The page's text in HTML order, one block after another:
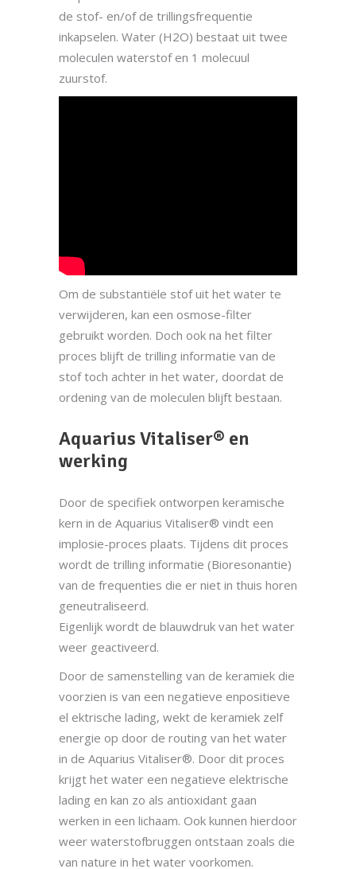
de stof- en/of de trillingsfrequentie
inkapselen. Water (H2O) bestaat uit twee
moleculen waterstof en 1 molecuul
zuurstof.
Om de substantiële stof uit het water te
verwijderen, kan een osmose-filter
gebruikt worden. Doch ook na het filter
proces blijft de trilling informatie van de
stof toch achter in het water, doordat de
ordening van de moleculen blijft bestaan.
Aquarius Vitaliser® en
werking
Door de specifiek ontworpen keramische
kern in de Aquarius Vitaliser® vindt een
implosie-proces plaats. Tijdens dit proces
wordt de trilling informatie (Bioresonantie)
van de frequenties die er niet in thuis horen
geneutraliseerd.
Eigenlijk wordt de blauwdruk van het water
weer geactiveerd.
Door de samenstelling van de keramiek die
voorzien is van een negatieve enpositieve
el ektrische lading, wekt de keramiek zelf
energie op door de routing van het water
in de Aquarius Vitaliser®. Door dit proces
krijgt het water een negatieve elektrische
lading en kan zo als antioxidant gaan
werken in een lichaam. Ook kunnen hierdoor
weer waterstofbruggen ontstaan zoals die
van nature in het water voorkomen.